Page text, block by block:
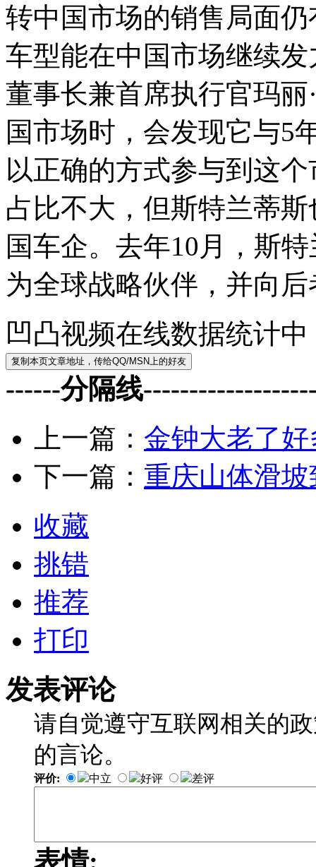
转中国市场的销售局面
车型能在中国市场继续
董事长兼首席执行官玛
国市场时，会发现它与5
以正确的方式参与到这
占比不大，但斯特兰蒂
国车企。去年10月，斯
为全球战略伙伴，并向
凹凸视频在线数据统计中
------分隔线
上一篇： 金钟大老了
下一篇： 重庆山体滑
收藏
挑错
推荐
打印
发表评论
请自觉遵守互联网相关的
的言论。
评价: 中立 好评 差评